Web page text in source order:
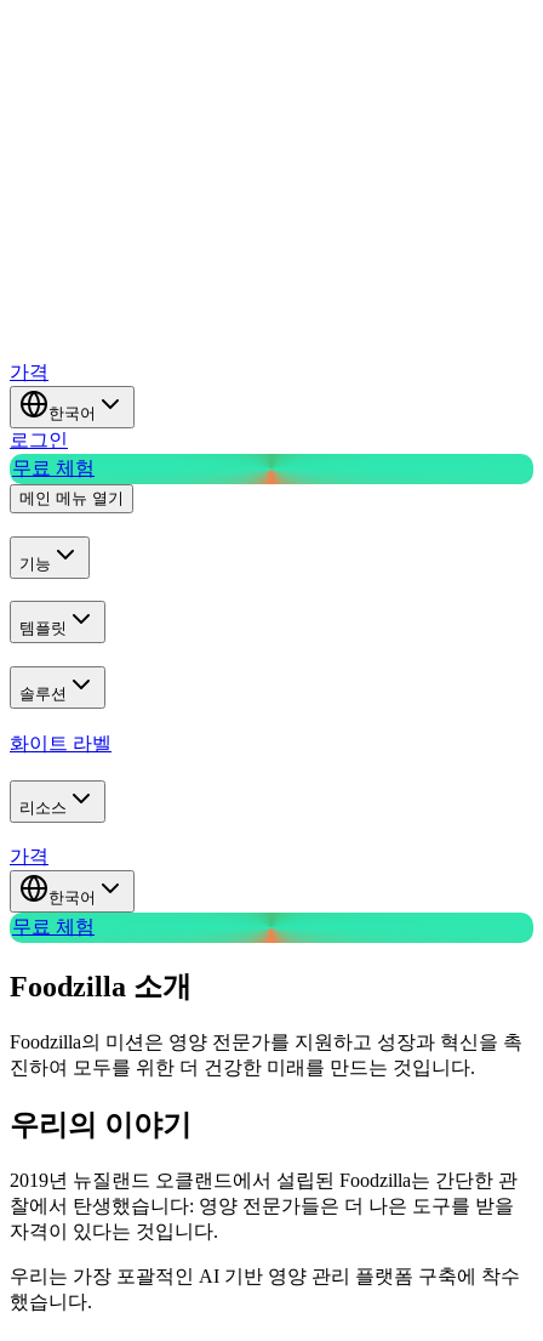
가격
한국어
로그인
무료 체험
메인 메뉴 열기
기능
템플릿
솔루션
화이트 라벨
리소스
가격
한국어
무료 체험
Foodzilla 소개
Foodzilla의 미션은 영양 전문가를 지원하고 성장과 혁신을 촉
진하여 모두를 위한 더 건강한 미래를 만드는 것입니다.
우리의 이야기
2019년 뉴질랜드 오클랜드에서 설립된 Foodzilla는 간단한 관
찰에서 탄생했습니다: 영양 전문가들은 더 나은 도구를 받을
자격이 있다는 것입니다.
우리는 가장 포괄적인 AI 기반 영양 관리 플랫폼 구축에 착수
했습니다.